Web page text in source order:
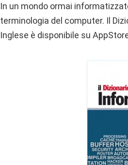
In un mondo ormai
terminologia del computer. Il
Inglese è disponibile su